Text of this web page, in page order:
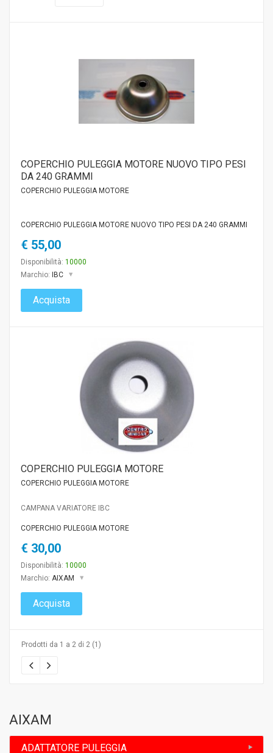
COPERCHIO PULEGGIA MOTORE NUOVO TIPO PESI
DA 240 GRAMMI
COPERCHIO PULEGGIA MOTORE
COPERCHIO PULEGGIA MOTORE NUOVO TIPO PESI DA 240 GRAMMI
€ 55,00
Disponibilità: 10000
Marchio: IBC
Acquista
COPERCHIO PULEGGIA MOTORE
COPERCHIO PULEGGIA MOTORE
CAMPANA VARIATORE IBC
COPERCHIO PULEGGIA MOTORE
€ 30,00
Disponibilità: 10000
Marchio: AIXAM
Acquista
Prodotti da 1 a 2 di 2 (1)
AIXAM
ADATTATORE PULEGGIA